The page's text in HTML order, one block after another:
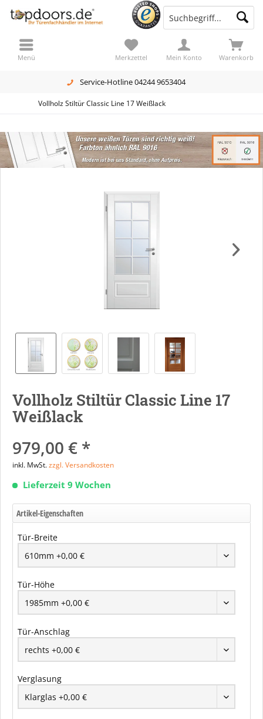
Service-Hotline 04244 9653404
Warenkorb
Merkzettel Mein Konto
Menü
Vollholz Stiltür Classic Line 17 Weißlack
Vollholz Stiltür Classic Line 17
Weißlack
979,00 € *
inkl. MwSt.zzgl. Versandkosten
Lieferzeit 9 Wochen
Artikel-Eigenschaften
Tür-Breite
Tür-Höhe
Tür-Anschlag
Verglasung